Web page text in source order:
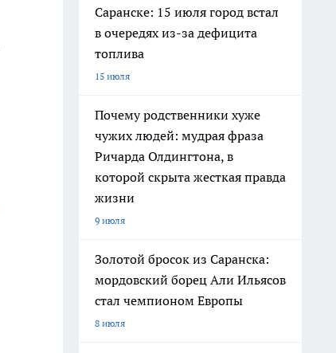
Саранске: 15 июля город встал
в очередях из-за дефицита
топлива
15 июля
Почему родственники хуже
чужих людей: мудрая фраза
Ричарда Олдингтона, в
которой скрыта жесткая правда
жизни
9 июля
Золотой бросок из Саранска:
мордовский борец Али Ильясов
стал чемпионом Европы
8 июля